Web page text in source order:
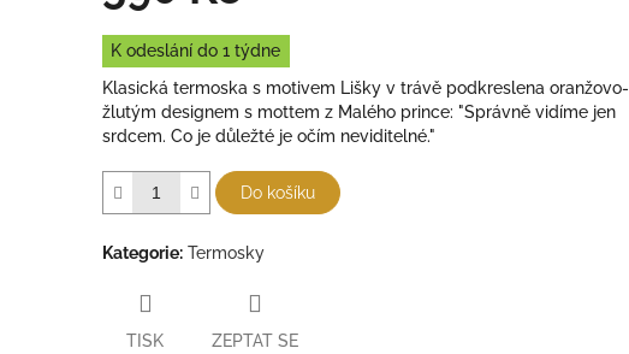
Měrná
cena:
K odeslání do 1 týdne
Klasická termoska s motivem Lišky v trávě podkreslena oranžovo-
žlutým designem s mottem z Malého prince: "Správně vidíme jen
srdcem. Co je důležté je očím neviditelné."
Do košíku
Kategorie: Termosky
TISK ZEPTAT SE